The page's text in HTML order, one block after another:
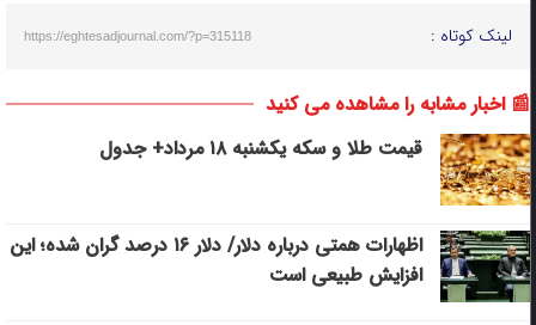
لینک کوتاه : https://eghtesadjournal.com/?p=315118
📰 اخبار مشابه را مشاهده می کنید
قیمت طلا و سکه یکشنبه ۱۸ مرداد+ جدول
اظهارات همتی درباره دلار/ دلار ۱۶ درصد گران شده؛ این
افزایش طبیعی است